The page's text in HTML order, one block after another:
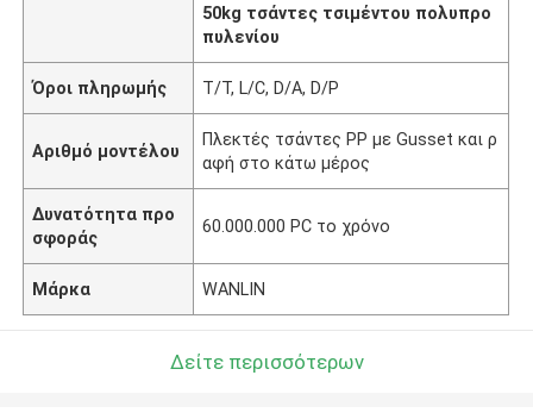
50kg τσάντες τσιμέντου πολυπρο
πυλενίου
Όροι πληρωμής T/T, L/C, D/A, D/P
Αριθμό μοντέλου
Πλεκτές τσάντες PP με Gusset και ρ
αφή στο κάτω μέρος
Δυνατότητα προ
σφοράς
60.000.000 PC το χρόνο
Μάρκα WANLIN
Δείτε περισσότερων